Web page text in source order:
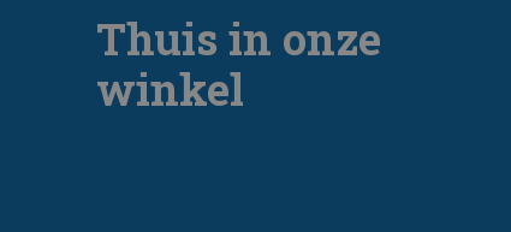
Thuis in onze
winkel